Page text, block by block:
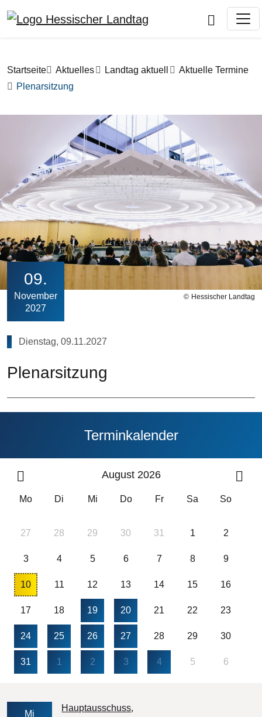
Pfadnavigation
Startseite Aktuelles Landtag aktuell
Aktuelle Termine
Plenarsitzung
Hessischer Landtag
09
November
2027
Dienstag, 09.11.2027
Plenarsitzung
Terminkalender
August 2026
Mo Di Mi Do Fr Sa So
27 28 29 30 31 1 2
3 4 5 6 7 8 9
10 11 12 13 14 15 16
17 18 19 20 21 22 23
24 25 26 27 28 29 30
31 1 2 3 4 5 6
Mi
Hauptausschuss